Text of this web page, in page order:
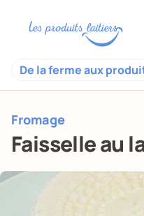
De la ferme aux
Fromage
Faisselle au